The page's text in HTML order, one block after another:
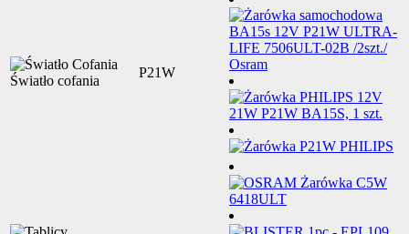
Światło cofania
P21W